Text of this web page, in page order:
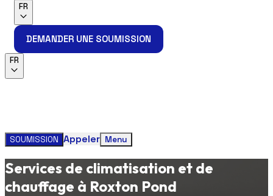
FR
DEMANDER UNE SOUMISSION
FR
SOUMISSION Appeler Menu
Services de climatisation et de
chauffage à Roxton Pond